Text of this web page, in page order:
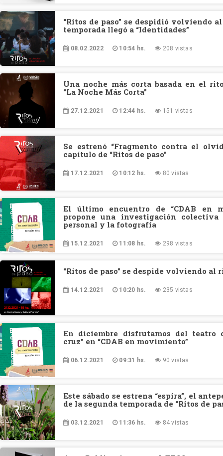
“Ritos de paso” se despidió volviendo
temporada llegó a “Identidades”
08.02.2022 10:54 hs. 208 vistas
Una noche más corta basada en el
“La Noche Más Corta”
27.12.2021 12:44 hs. 151 vistas
Se estrenó “Fragmento contra el
capítulo de “Ritos de paso”
17.12.2021 10:12 hs. 80 vistas
El último encuentro de “CDAB en
propone una investigación
personal y la fotografía
15.12.2021 11:08 hs. 298 vistas
“Ritos de paso” se despide volviendo al
14.12.2021 10:20 hs. 235 vistas
En diciembre disfrutamos del teatro
cruz” en “CDAB en movimiento”
06.12.2021 09:31 hs. 90 vistas
Este sábado se estrena “espira”, el
de la segunda temporada de “Ritos de
03.12.2021 11:36 hs. 84 vistas